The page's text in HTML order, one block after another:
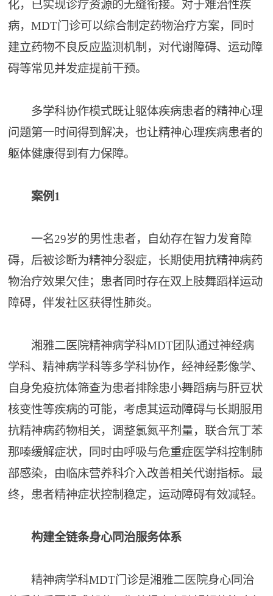
化，已实现诊疗资源的无缝衔接。对于难治性疾
病，MDT门诊可以综合制定药物治疗方案，同时
建立药物不良反应监测机制，对代谢障碍、运动障
碍等常见并发症提前干预。
多学科协作模式既让躯体疾病患者的精神心理
问题第一时间得到解决，也让精神心理疾病患者的
躯体健康得到有力保障。
案例1
一名29岁的男性患者，自幼存在智力发育障
碍，后被诊断为精神分裂症，长期使用抗精神病药
物治疗效果欠佳；患者同时存在双上肢舞蹈样运动
障碍，伴发社区获得性肺炎。
湘雅二医院精神病学科MDT团队通过神经病
学科、精神病学科等多学科协作，经神经影像学、
自身免疫抗体筛查为患者排除患小舞蹈病与肝豆状
核变性等疾病的可能，考虑其运动障碍与长期服用
抗精神病药物相关，调整氯氮平剂量，联合氘丁苯
那嗪缓解症状，同时由呼吸与危重症医学科控制肺
部感染，由临床营养科介入改善相关代谢指标。最
终，患者精神症状控制稳定，运动障碍有效减轻。
构建全链条身心同治服务体系
精神病学科MDT门诊是湘雅二医院身心同治